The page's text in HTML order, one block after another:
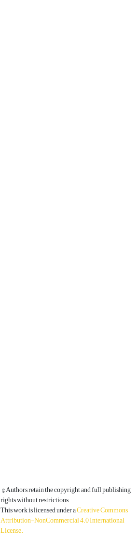
© Authors retain the copyright and full publishing
rights without restrictions.
This work is licensed under aCreative Commons
Attribution-NonCommercial 4.0 International
License.